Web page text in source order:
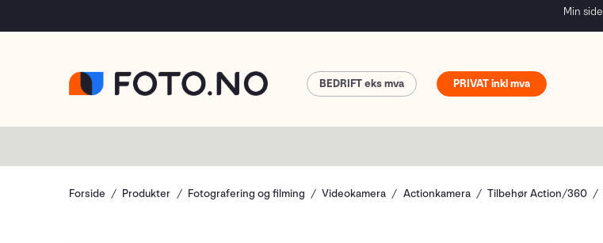
Min side
PRIVAT
BEDRIFT
Forside Produkter Fotografering og filming Videokamera Actionkamera Tilbehør Action/360